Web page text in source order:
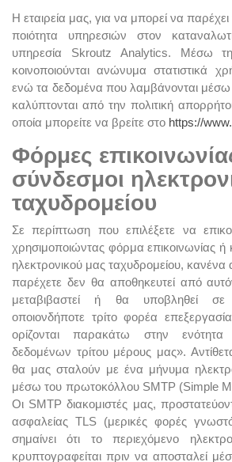
Η εταιρεία μας, για να μπορεί να
ποιότητα υπηρεσιών στον
υπηρεσία Skroutz Analytics. Μέσω
κοινοποιούνται ανώνυμα στατιστικά
ενώ τα δεδομένα που λαμβάνονται μέσω
καλύπτονται από την πολιτική
οποία μπορείτε να βρείτε στο https://
Φόρμες
σύνδεσμοι
ταχυδρομείου
Σε περίπτωση που επιλέξετε να
χρησιμοποιώντας φόρμα επικοινωνίας
ηλεκτρονικού μας ταχυδρομείου,
παρέχετε δεν θα αποθηκευτεί από
μεταβιβαστεί ή θα υποβληθεί
οποιονδήποτε τρίτο φορέα
ορίζονται παρακάτω στην ενότητα
δεδομένων τρίτου μέρους μας».
θα μας σταλούν με ένα μήνυμα
μέσω του πρωτοκόλλου SMTP (Simple
Οι SMTP διακομιστές μας,
ασφαλείας TLS (μερικές φορές
σημαίνει ότι το περιεχόμενο
κρυπτογραφείται πριν να αποσταλεί